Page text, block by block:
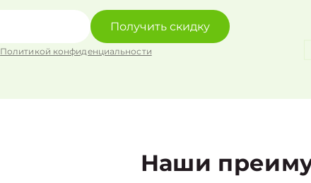
Получить скидку
Политикой конфиденциальности
Наши